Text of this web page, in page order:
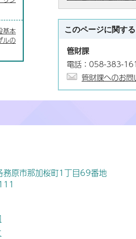
このページに関する
管財課
電話：058-383-
管財課へのお問
基本
ルの
原市那加桜町1丁目69番地